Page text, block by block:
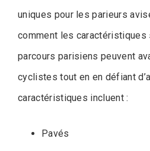
uniques pour les parieurs
comment les
parcours parisiens peuvent
cyclistes tout en en défiant
caractéristiques incluent :
Pavés